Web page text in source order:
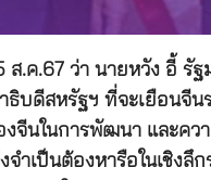
.ค.67 ว่า นายหวัง อี้
บดีสหรัฐฯ ที่จะเยือน
จีนในการพัฒนา และค
เป็นต้องหารือในเชิง